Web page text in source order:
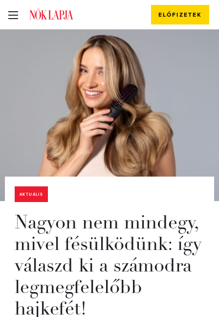
ELŐFIZETEK
AKTUÁLIS
Nagyon nem mindegy,
mivel fésülködünk: így
válaszd ki a számodra
legmegfelelőbb
hajkefét!